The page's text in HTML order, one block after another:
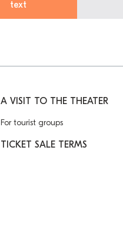
text
A VISIT TO THE THEATER
For tourist groups
TICKET SALE TERMS